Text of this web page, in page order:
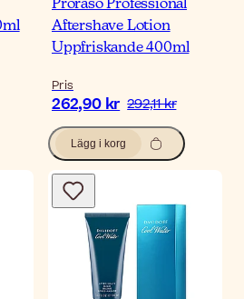
Proraso Professional
Aftershave Lotion
Uppfriskande 400ml
Pris
262,90 kr 292,11 kr
Lägg i korg